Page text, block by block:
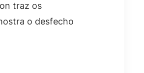
traz os
o desfecho